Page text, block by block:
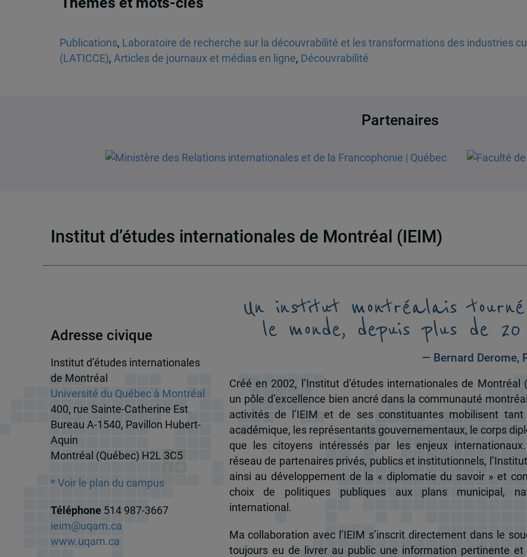
Publications, Laboratoire de recherche sur la découvrabilité et les transformations des industries
(LATICCE), Articles de journaux et médias en ligne, Découvrabilité
Partenaires
Institut d’études internationales de Montréal (IEIM)
Adresse civique
Institut d’études internationales
de Montréal
Université du Québec à Montréal
400, rue Sainte-Catherine Est
Bureau A-1540, Pavillon Hubert-
Aquin
Montréal (Québec) H2L 3C5
* Voir le plan du campus
Téléphone 514 987-3667
ieim@uqam.ca
www.uqam.ca
Un institut montréalais
le monde, depuis plus de
— Bernard Derome,
Créé en 2002, l’Institut d’études internationales de Montréal
un pôle d’excellence bien ancré dans la communauté
activités de l’IEIM et de ses constituantes mobilisent
académique, les représentants gouvernementaux, le corps
que les citoyens intéressés par les enjeux
réseau de partenaires privés, publics et institutionnels,
ainsi au développement de la « diplomatie du savoir » et
choix de politiques publiques aux plans municipal,
international.
Ma collaboration avec l’IEIM s’inscrit directement dans le
toujours eu de livrer au public une information pertinente et